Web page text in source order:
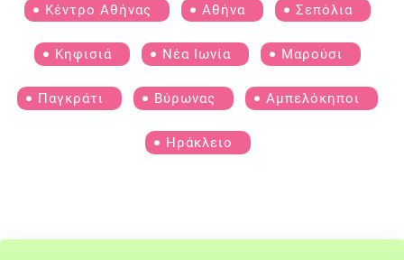
Κέντρο Αθήνας Αθήνα Σεπόλια
Κηφισιά Νέα Ιωνία Μαρούσι
Παγκράτι Βύρωνας Αμπελόκηποι
Ηράκλειο